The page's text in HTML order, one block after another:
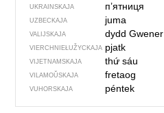
UKRAINSKAJA п’ятниця
UZBECKAJA juma
VALIJSKAJA dydd Gwener
VIERCHNIE­ŁUŽYCKAJA pjatk
VIJETNAMSKAJA thứ sáu
VILAMOŬSKAJA fretaog
VUHORSKAJA péntek